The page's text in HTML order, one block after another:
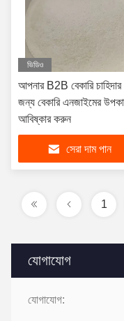
যোগাযোগ
যোগাযোগ:
ভিডিও
আপনার B2B বেকারি চাহিদার
জন্য বেকারি এনজাইমের
আবিষ্কার করুন
সেরা দাম পান
1